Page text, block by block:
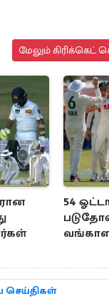
மேலும் கிரிக்கெட்
54
செய்திகள்